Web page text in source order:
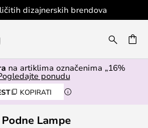
dizajnerskih brendova
na artiklima označenima „16%
ponudu
KOPIRATI
Lampe